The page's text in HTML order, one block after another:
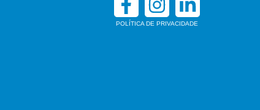
POLÍTICA DE PRIVACIDADE